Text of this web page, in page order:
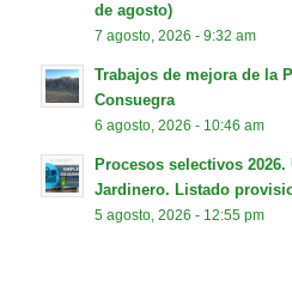
de agosto)
7 agosto, 2026 - 9:32 am
Trabajos de mejora de la
Consuegra
6 agosto, 2026 - 10:46 am
Procesos selectivos
Jardinero. Listado
5 agosto, 2026 - 12:55 pm